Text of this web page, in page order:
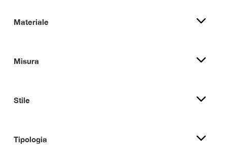
Materiale
Misura
Stile
Tipologia